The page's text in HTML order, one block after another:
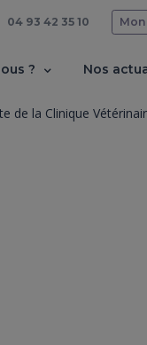
? Nos
04 93 42 35 10